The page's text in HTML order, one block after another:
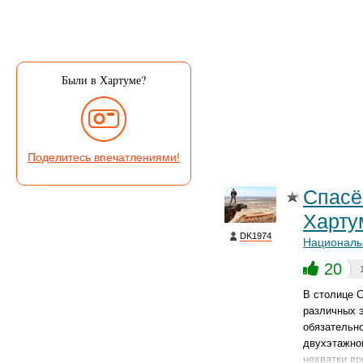
Были в Хартуме?
Поделитесь впечатлениями!
DK1974
20
В столице
различных
нехватки